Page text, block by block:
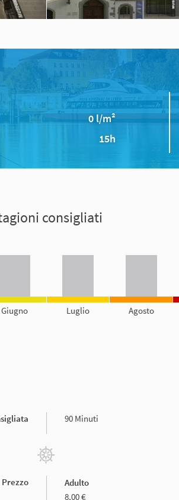
0 l/m²
15h
consigliati
Giugno Luglio Agosto
90 Minuti
Prezzo
Adulto
8,00 €